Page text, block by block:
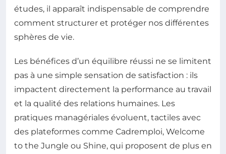
études, il apparaît indispensable de comprendre
comment structurer et protéger nos différentes
sphères de vie.
Les bénéfices d’un équilibre réussi ne se limitent
pas à une simple sensation de satisfaction : ils
impactent directement la performance au travail
et la qualité des relations humaines. Les
pratiques managériales évoluent, tactiles avec
des plateformes comme Cadremploi, Welcome
to the Jungle ou Shine, qui proposent de plus en